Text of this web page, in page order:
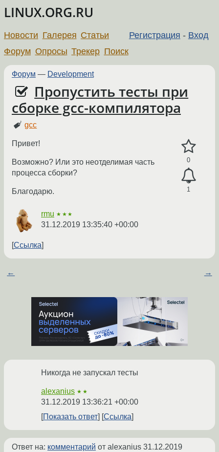
LINUX.ORG.RU
Регистрация - Вход
Новости Галерея Статьи
Форум Опросы Трекер Поиск
Форум — Development
Пропустить тесты при
сборке gcc-компилятора
gcc
0
1
Привет!
Возможно? Или это неотделимая часть
процесса сборки?
Благодарю.
rmu ★★★
31.12.2019 13:35:40 +00:00
Ссылка
← →
Никогда не запускал тесты
alexanius ★★
31.12.2019 13:36:21 +00:00
Показать ответ
Ссылка
Ответ на: комментарий от alexanius 31.12.2019